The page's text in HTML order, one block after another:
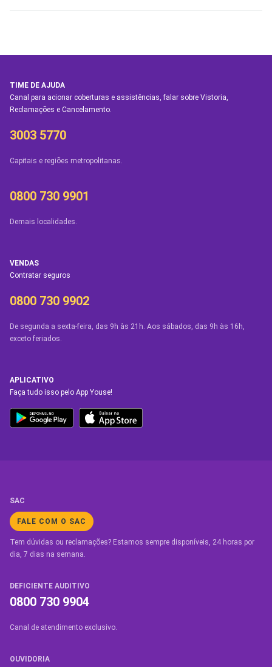
TIME DE AJUDA
Canal para acionar coberturas e assistências, falar sobre Vistoria,
Reclamações e Cancelamento.
3003 5770
Capitais e regiões metropolitanas.
0800 730 9901
Demais localidades.
VENDAS
Contratar seguros
0800 730 9902
De segunda a sexta-feira, das 9h às 21h. Aos sábados, das 9h às 16h,
exceto feriados.
APLICATIVO
Faça tudo isso pelo App Youse!
SAC
FALE COM O SAC
Tem dúvidas ou reclamações? Estamos sempre disponíveis, 24 horas por
dia, 7 dias na semana.
DEFICIENTE AUDITIVO
0800 730 9904
Canal de atendimento exclusivo.
OUVIDORIA